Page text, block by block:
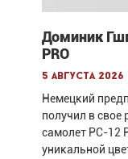
Доминик
PRO
5 августа 2026
Немецкий
получил в
самолет PC-12
уникальной